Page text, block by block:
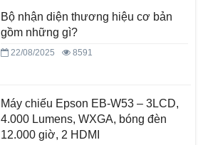
Bộ nhận diện thương hiệu cơ bản
gồm những gì?
22/08/2025 8591
Máy chiếu Epson EB-W53 – 3LCD,
4.000 Lumens, WXGA, bóng đèn
12.000 giờ, 2 HDMI